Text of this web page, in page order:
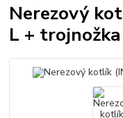
Nerezový
L +